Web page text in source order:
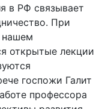
в РФ связывает
При
нашем
открытые лекции
госпожи Галит
профессора